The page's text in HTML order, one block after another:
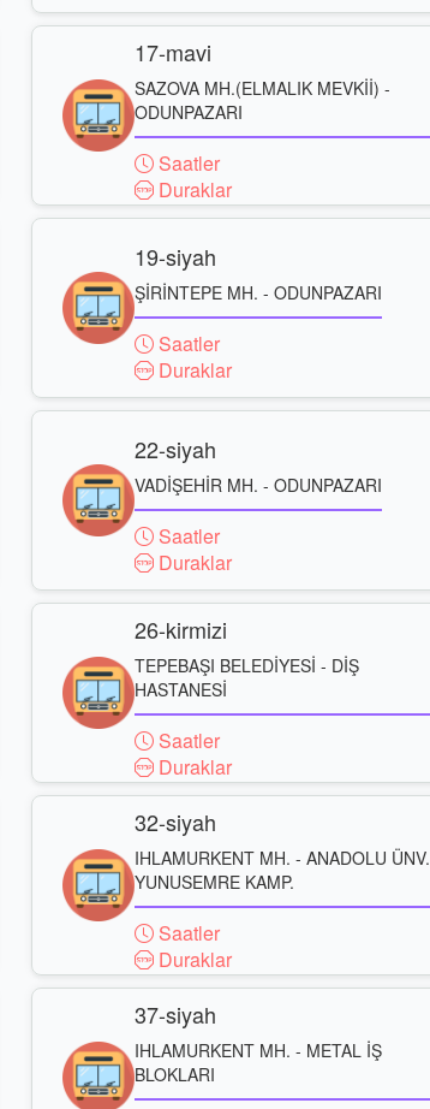
17-mavi
SAZOVA MH.(ELMALIK MEVKİİ) -
ODUNPAZARI
Saatler
Duraklar
19-siyah
ŞİRİNTEPE MH. - ODUNPAZARI
Saatler
Duraklar
22-siyah
VADİŞEHİR MH. - ODUNPAZARI
Saatler
Duraklar
26-kirmizi
TEPEBAŞI BELEDİYESİ - DİŞ
HASTANESİ
Saatler
Duraklar
32-siyah
IHLAMURKENT MH. - ANADOLU ÜNV.
YUNUSEMRE KAMP.
Saatler
Duraklar
37-siyah
IHLAMURKENT MH. - METAL İŞ
BLOKLARI